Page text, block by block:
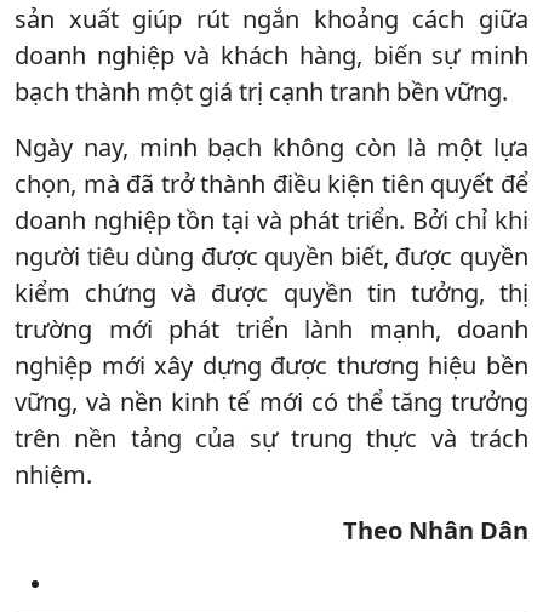
sản xuất giúp rút ngắn khoảng cách giữa
doanh nghiệp và khách hàng, biến sự minh
bạch thành một giá trị cạnh tranh bền vững.
Ngày nay, minh bạch không còn là một lựa
chọn, mà đã trở thành điều kiện tiên quyết để
doanh nghiệp tồn tại và phát triển. Bởi chỉ khi
người tiêu dùng được quyền biết, được quyền
kiểm chứng và được quyền tin tưởng, thị
trường mới phát triển lành mạnh, doanh
nghiệp mới xây dựng được thương hiệu bền
vững, và nền kinh tế mới có thể tăng trưởng
trên nền tảng của sự trung thực và trách
nhiệm.
Theo Nhân Dân